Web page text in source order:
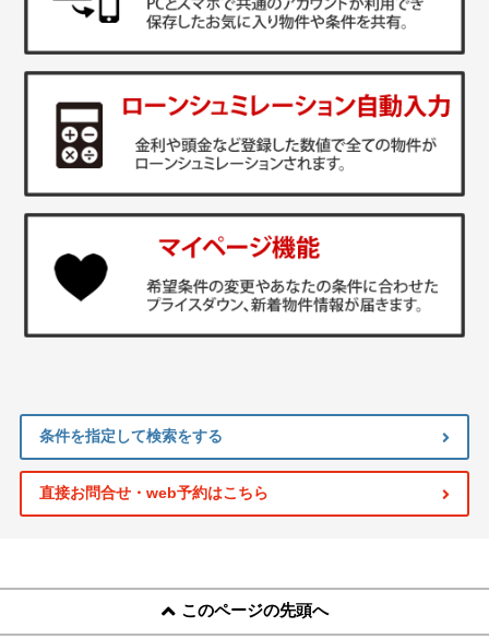
条件を指定して検索をする
直接お問合せ・web予約はこちら
このページの先頭へ